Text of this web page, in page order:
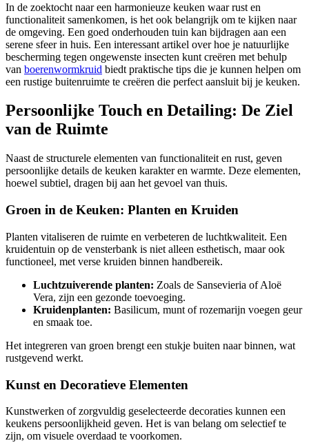
In de zoektocht naar een harmonieuze keuken waar rust en
functionaliteit samenkomen, is het ook belangrijk om te kijken naar
de omgeving. Een goed onderhouden tuin kan bijdragen aan een
serene sfeer in huis. Een interessant artikel over hoe je natuurlijke
bescherming tegen ongewenste insecten kunt creëren met behulp
van boerenwormkruid biedt praktische tips die je kunnen helpen om
een rustige buitenruimte te creëren die perfect aansluit bij je keuken.
Persoonlijke Touch en Detailing: De Ziel
van de Ruimte
Naast de structurele elementen van functionaliteit en rust, geven
persoonlijke details de keuken karakter en warmte. Deze elementen,
hoewel subtiel, dragen bij aan het gevoel van thuis.
Groen in de Keuken: Planten en Kruiden
Planten vitaliseren de ruimte en verbeteren de luchtkwaliteit. Een
kruidentuin op de vensterbank is niet alleen esthetisch, maar ook
functioneel, met verse kruiden binnen handbereik.
Luchtzuiverende planten: Zoals de Sansevieria of Aloë
Vera, zijn een gezonde toevoeging.
Kruidenplanten: Basilicum, munt of rozemarijn voegen geur
en smaak toe.
Het integreren van groen brengt een stukje buiten naar binnen, wat
rustgevend werkt.
Kunst en Decoratieve Elementen
Kunstwerken of zorgvuldig geselecteerde decoraties kunnen een
keukens persoonlijkheid geven. Het is van belang om selectief te
zijn, om visuele overdaad te voorkomen.